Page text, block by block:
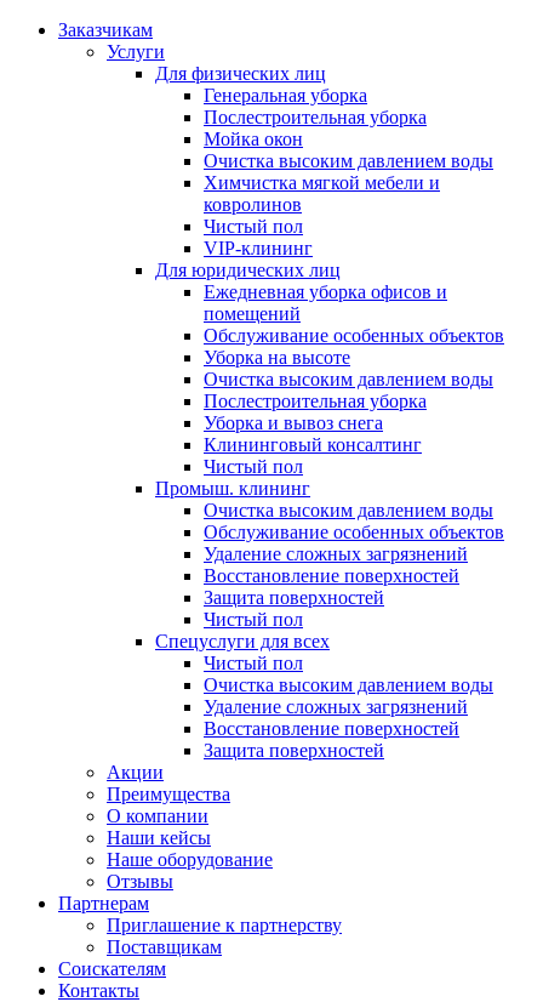
Заказчикам
Услуги
Для физических лиц
Генеральная уборка
Послестроительная уборка
Мойка окон
Очистка высоким давлением воды
Химчистка мягкой мебели и
ковролинов
Чистый пол
VIP-клининг
Для юридических лиц
Ежедневная уборка офисов и
помещений
Обслуживание особенных объектов
Уборка на высоте
Очистка высоким давлением воды
Послестроительная уборка
Уборка и вывоз снега
Клининговый консалтинг
Чистый пол
Промыш. клининг
Очистка высоким давлением воды
Обслуживание особенных объектов
Удаление сложных загрязнений
Восстановление поверхностей
Защита поверхностей
Чистый пол
Спецуслуги для всех
Чистый пол
Очистка высоким давлением воды
Удаление сложных загрязнений
Восстановление поверхностей
Защита поверхностей
Акции
Преимущества
О компании
Наши кейсы
Наше оборудование
Отзывы
Партнерам
Приглашение к партнерству
Поставщикам
Соискателям
Контакты